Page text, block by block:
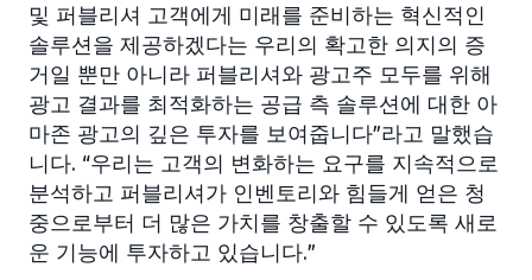
및 퍼블리셔 고객에게 미래를 준비하는 혁신적인
솔루션을 제공하겠다는 우리의 확고한 의지의 증
거일 뿐만 아니라 퍼블리셔와 광고주 모두를 위해
광고 결과를 최적화하는 공급 측 솔루션에 대한 아
마존 광고의 깊은 투자를 보여줍니다”라고 말했습
니다. “우리는 고객의 변화하는 요구를 지속적으로
분석하고 퍼블리셔가 인벤토리와 힘들게 얻은 청
중으로부터 더 많은 가치를 창출할 수 있도록 새로
운 기능에 투자하고 있습니다.”